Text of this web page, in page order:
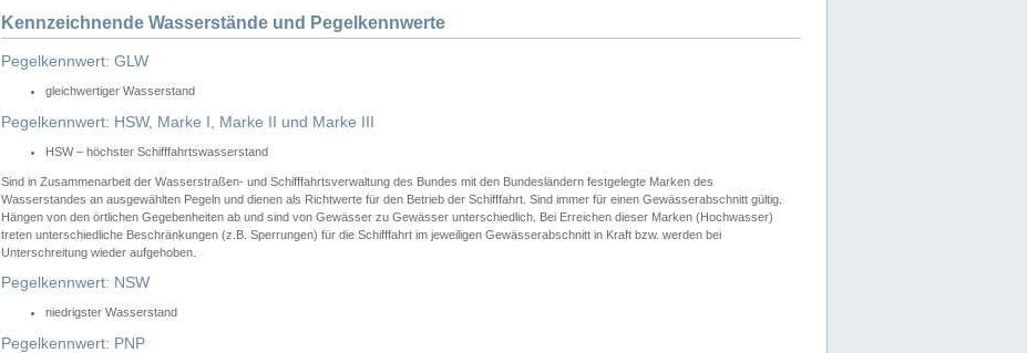
Kennzeichnende Wasserstände und Pegelkennwerte
Pegelkennwert: GLW
gleichwertiger Wasserstand
Pegelkennwert: HSW, Marke I, Marke II und Marke III
HSW – höchster Schifffahrtswasserstand
Sind in Zusammenarbeit der Wasserstraßen- und Schifffahrtsverwaltung des Bundes mit den Bundesländern festgelegte Marken des
Wasserstandes an ausgewählten Pegeln und dienen als Richtwerte für den Betrieb der Schifffahrt. Sind immer für einen Gewässerabschnitt gültig.
Hängen von den örtlichen Gegebenheiten ab und sind von Gewässer zu Gewässer unterschiedlich. Bei Erreichen dieser Marken (Hochwasser)
treten unterschiedliche Beschränkungen (z.B. Sperrungen) für die Schifffahrt im jeweiligen Gewässerabschnitt in Kraft bzw. werden bei
Unterschreitung wieder aufgehoben.
Pegelkennwert: NSW
niedrigster Wasserstand
Pegelkennwert: PNP